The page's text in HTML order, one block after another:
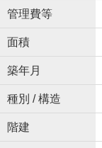
管理費等
面積
築年月
種別 / 構造
階建